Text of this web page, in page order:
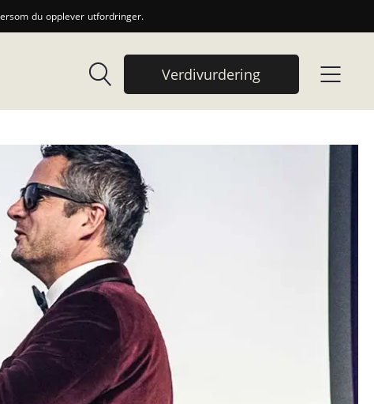
du opplever utfordringer.
Verdivurdering